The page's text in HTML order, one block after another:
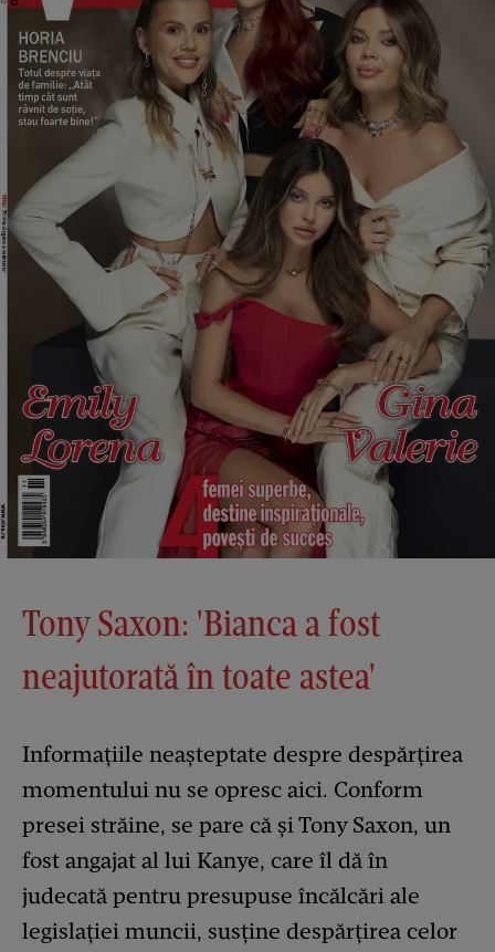
Tony Saxon: 'Bianca a fost
neajutorată în toate astea'
Informațiile neașteptate despre despărțirea
momentului nu se opresc aici. Conform
presei străine, se pare că și Tony Saxon, un
fost angajat al lui Kanye, care îl dă în
judecată pentru presupuse încălcări ale
legislației muncii, susține despărțirea celor